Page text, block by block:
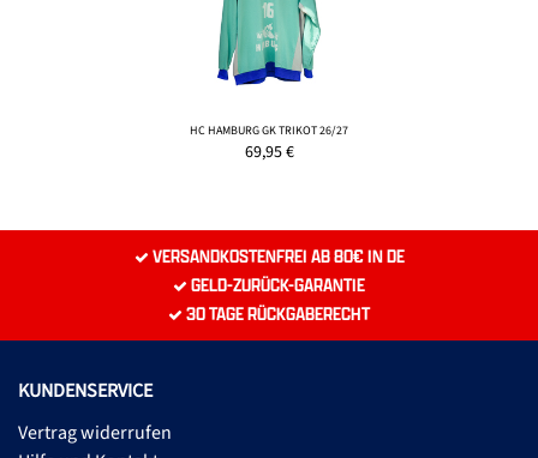
HC HAMBURG GK TRIKOT 26/27
69,95€
VERSANDKOSTENFREI AB 80€ IN DE
GELD-ZURÜCK-GARANTIE
30 TAGE RÜCKGABERECHT
KUNDENSERVICE
Vertrag widerrufen